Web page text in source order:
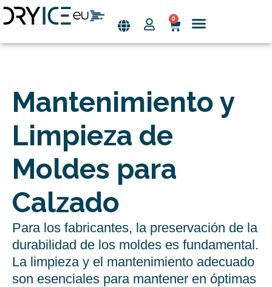
al
0
Mantenimiento y
Limpieza de
Moldes para
Calzado
Para los fabricantes, la preservación de la
durabilidad de los moldes es fundamental.
La limpieza y el mantenimiento adecuado
son esenciales para mantener en óptimas